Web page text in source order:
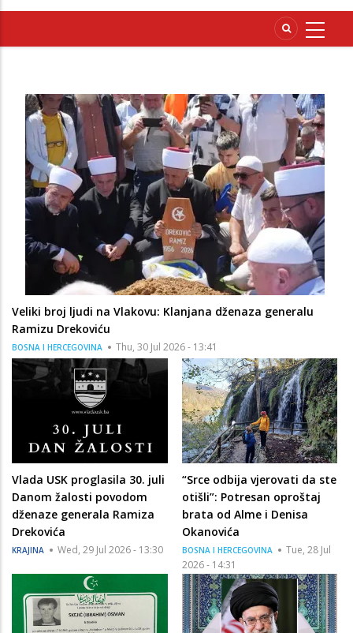
Veliki broj ljudi na Vlakovu: Klanjana dženaza generalu
Ramizu Drekoviću
BOSNA I HERCEGOVINA Thu, 30 Jul 2026 - 13:41
Vlada USK proglasila 30. juli
Danom žalosti povodom
dženaze generala Ramiza
Drekovića
KRAJINA Wed, 29 Jul 2026 - 13:30
“Srce odbija vjerovati da ste
otišli”: Potresan oproštaj
brata od Alme i Denisa
Okanovića
BOSNA I HERCEGOVINA
Tue, 28 Jul
2026 - 14:31